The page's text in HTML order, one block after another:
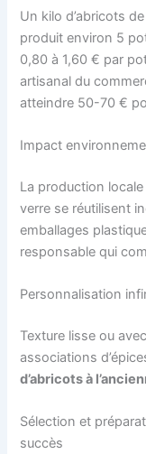
Un kilo d’abricots
produit environ 5
0,80 à 1,60 € par
artisanal du
atteindre 50-70 €
Impact
La production
verre se réutilisent
emballages
responsable qui
Personnalisation
Texture lisse ou
associations
d’abricots à
Sélection et
succès